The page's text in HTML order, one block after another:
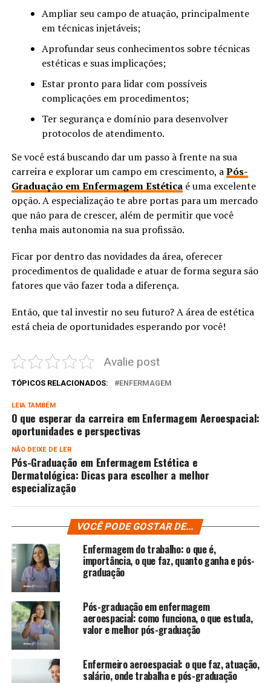
Ampliar seu campo de atuação, principalmente
em técnicas injetáveis;
Aprofundar seus conhecimentos sobre técnicas
estéticas e suas implicações;
Estar pronto para lidar com possíveis
complicações em procedimentos;
Ter segurança e domínio para desenvolver
protocolos de atendimento.
Se você está buscando dar um passo à frente na sua
carreira e explorar um campo em crescimento, aPós-
Graduação em Enfermagem Estéticaé uma excelente
opção. A especialização te abre portas para um mercado
que não para de crescer, além de permitir que você
tenha mais autonomia na sua profissão.
Ficar por dentro das novidades da área, oferecer
procedimentos de qualidade e atuar de forma segura são
fatores que vão fazer toda a diferença.
Então, que tal investir no seu futuro? A área de estética
está cheia de oportunidades esperando por você!
Avalie post
TÓPICOS RELACIONADOS: ENFERMAGEM
LEIA TAMBÉM
O que esperar da carreira em Enfermagem Aeroespacial:
oportunidades e perspectivas
NÃO DEIXE DE LER
Pós-Graduação em Enfermagem Estética e
Dermatológica: Dicas para escolher a melhor
especialização
VOCÊ PODE GOSTAR DE...
Enfermagem do trabalho: o que é,
importância, o que faz, quanto ganha e pós-
graduação
Pós-graduação em enfermagem
aeroespacial: como funciona, o que estuda,
valor e melhor pós-graduação
Enfermeiro aeroespacial: o que faz, atuação,
salário, onde trabalha e pós-graduação